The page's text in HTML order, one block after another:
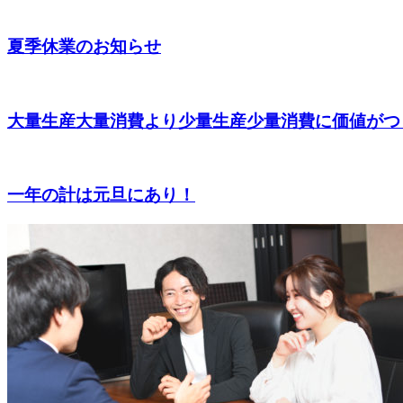
夏季休業のお知らせ
大量生産大量消費より少量生産少量消費に価値が
一年の計は元旦にあり！